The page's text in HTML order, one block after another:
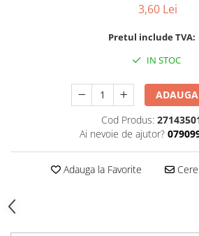
3,60 Lei
Pretul include TVA:
IN STOC
Cod Produs:
Ai nevoie de ajutor?
Adauga la Favorite Cere